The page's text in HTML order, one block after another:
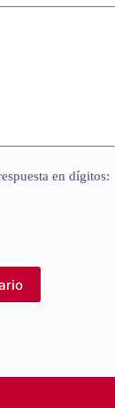
en dígitos: